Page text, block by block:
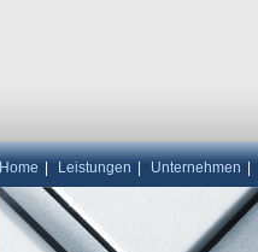
Home Leistungen Unternehmen